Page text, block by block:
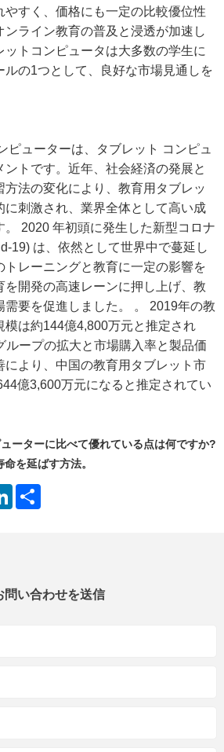
やすく、価格にも一定の比較優位性
ンライン教育の普及と浸透が加速し
ットコンピュータは大多数の学生に
ルの1つとして、良好な市場見通しを
ピューターは、タブレット コンピュ
ントです。近年、社会経済の発展と
方法の変化により、教育用タブレッ
に刺激され、業界全体として高い成
。 2020 年初頭に発生した新型コロナ
19) は、依然として世界中で蔓延し
トレーニングと教育に一定の影響を
を開発の高速レーンに押し上げ、教
需要を促進しました。 。 2019年の教
模は約144億4,800万元と推定され
ループの拡大と市場購入率と製品価
により、中国の教育用タブレット市
億3,600万元になると推定されてい
ーターに比べて優れている点は何ですか?
を延ばす方法。
LinkedIn
問い合わせを送信